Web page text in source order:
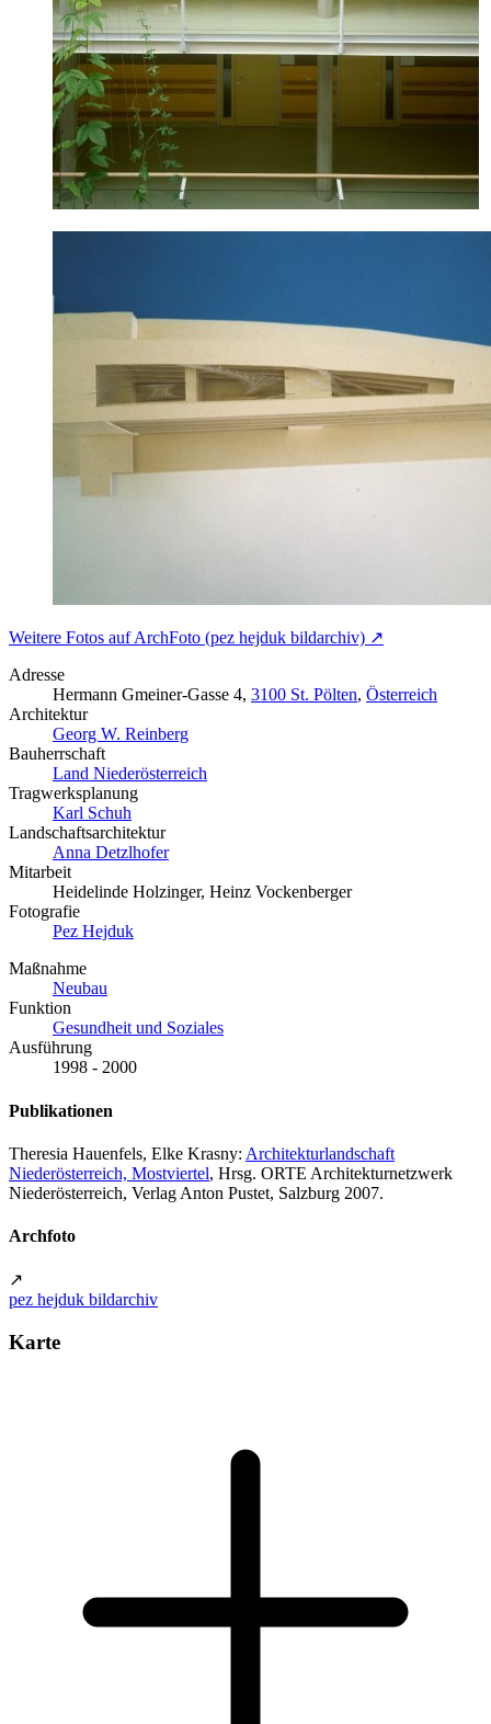
Weitere Fotos auf ArchFoto (pez hejduk bildarchiv) ↗
Adresse
Hermann Gmeiner-Gasse 4, 3100 St. Pölten, Österreich
Architektur
Georg W. Reinberg
Bauherrschaft
Land Niederösterreich
Tragwerksplanung
Karl Schuh
Landschaftsarchitektur
Anna Detzlhofer
Mitarbeit
Heidelinde Holzinger, Heinz Vockenberger
Fotografie
Pez Hejduk
Maßnahme
Neubau
Funktion
Gesundheit und Soziales
Ausführung
1998 - 2000
Publikationen
Theresia Hauenfels, Elke Krasny: Architekturlandschaft
Niederösterreich, Mostviertel, Hrsg. ORTE Architekturnetzwerk
Niederösterreich, Verlag Anton Pustet, Salzburg 2007.
Archfoto
↗
pez hejduk bildarchiv
Karte